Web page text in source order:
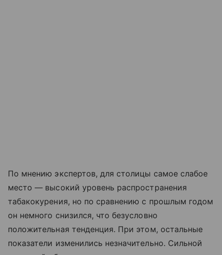
По мнению экспертов, для столицы самое слабое
место — высокий уровень распространения
табакокурения, но по сравнению с прошлым годом
он немного снизился, что безусловно
положительная тенденция. При этом, остальные
показатели изменились незначительно. Сильной